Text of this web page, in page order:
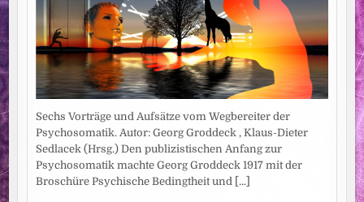
Sechs Vorträge und Aufsätze vom Wegbereiter der
Psychosomatik. Autor: Georg Groddeck , Klaus-Dieter
Sedlacek (Hrsg.) Den publizistischen Anfang zur
Psychosomatik machte Georg Groddeck 1917 mit der
Broschüre Psychische Bedingtheit und [...]